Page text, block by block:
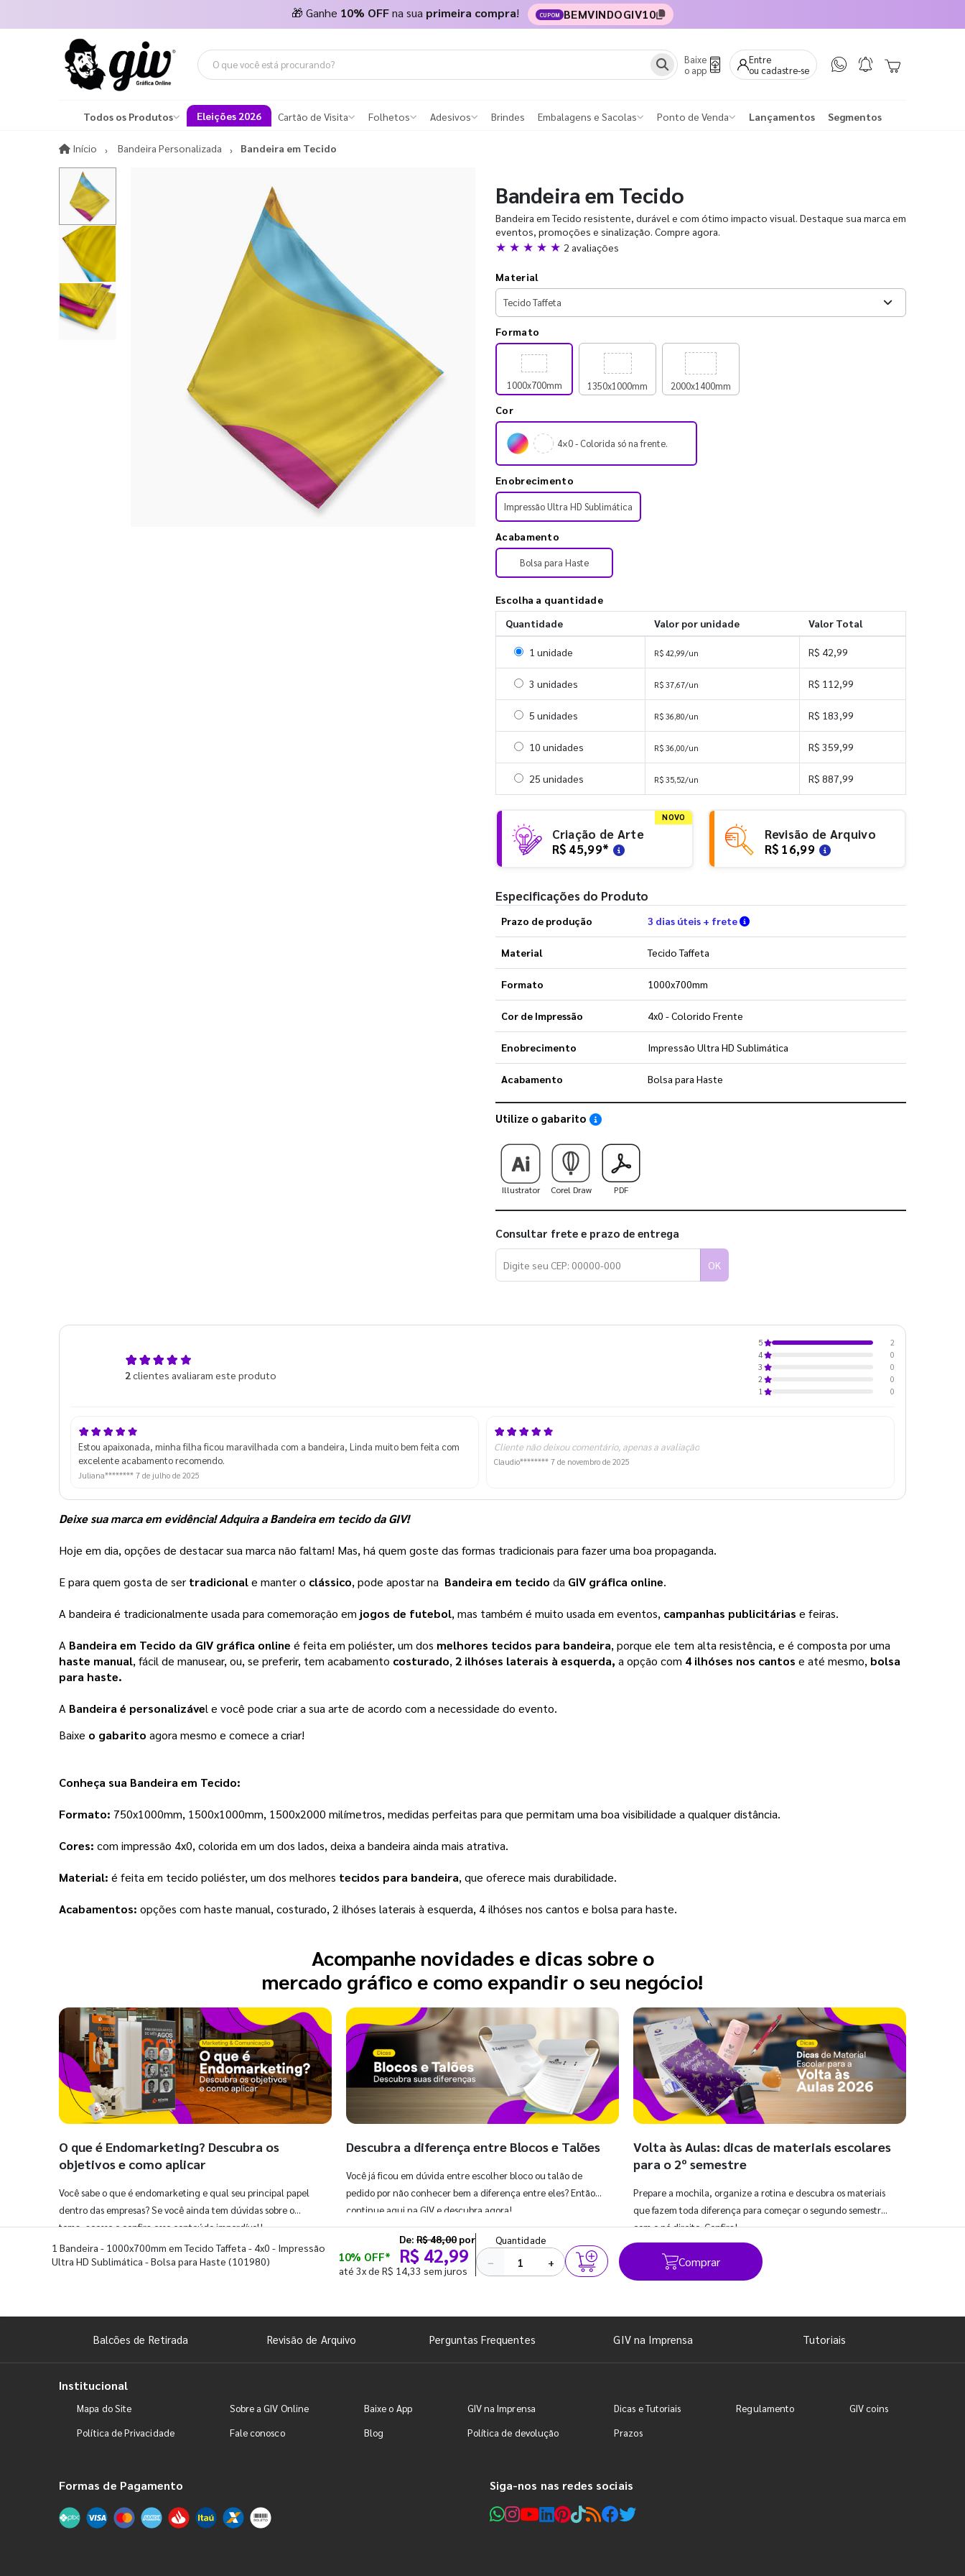
🎁 Ganhe 10% OFFna sua primeira compra! CUPOM BEMVINDOGIV10
Baixe
o app
Entre
ou cadastre-se
Todos os Produtos Eleições 2026 Cartão de Visita Folhetos Adesivos Brindes Embalagens e Sacolas Ponto de Venda Lançamentos Segmentos
Início InícioBandeira Personalizada Bandeira em Tecido
Bandeira em Tecido
Bandeira em Tecido resistente, durável e com ótimo impacto visual. Destaque sua marca em
eventos, promoções e sinalização. Compre agora.
★ ★ ★ ★ ★ 2 avaliações
Material
Formato
1000x700mm 1350x1000mm 2000x1400mm
Cor
4×0 - Colorida só na frente.
Enobrecimento
Impressão Ultra HD Sublimática
Acabamento
Bolsa para Haste
Escolha a quantidade
Quantidade
Valor por unidade Valor Total
Selecionar 1 unidade
1 unidade R$ 42,99/un R$ 42,99
Selecionar 3 unidades
3 unidades R$ 37,67/un R$ 112,99
Selecionar 5 unidades
5 unidades R$ 36,80/un R$ 183,99
Selecionar 10 unidades
10 unidades R$ 36,00/un R$ 359,99
Selecionar 25 unidades
25 unidades R$ 35,52/un R$ 887,99
NOVO
Criação de Arte
R$ 45,99*
Revisão de Arquivo
R$ 16,99
Especificações do Produto
Prazo de produção 3 dias úteis + frete Verifique as condições de entrega
Material Tecido Taffeta
Formato 1000x700mm
Cor de Impressão 4x0 - Colorido Frente
Enobrecimento Impressão Ultra HD Sublimática
Acabamento Bolsa para Haste
Utilize o gabarito Saiba como utilizar os nossos gabaritos
Illustrator Corel Draw PDF
Consultar frete e prazo de entrega
OK
2clientes avaliaram este produto
5
2
4
0
3
0
2
0
1
0
Estou apaixonada, minha filha ficou maravilhada com a bandeira, Linda muito bem feita com
excelente acabamento recomendo.
Juliana******** 7 de julho de 2025
Cliente não deixou comentário, apenas a avaliação
Claudio******** 7 de novembro de 2025
Deixe sua marca em evidência! Adquira a Bandeira em tecido da GIV!
Hoje em dia, opções de destacar sua marca não faltam! Mas, há quem goste das formas tradicionais para fazer uma boa propaganda.
E para quem gosta de ser tradicional e manter o clássico, pode apostar na Bandeira em tecido da GIV gráfica online.
A bandeira é tradicionalmente usada para comemoração em jogos de futebol, mas também é muito usada em eventos, campanhas publicitárias e feiras.
A Bandeira em Tecido da GIV gráfica online é feita em poliéster, um dos melhores tecidos para bandeira
haste manual, fácil de manusear, ou, se preferir, tem acabamento costurado, 2 ilhóses laterais à esquerda, a opção com 4 ilhóses nos cantos e até mesmo, bolsa
para haste.
A Bandeira é personalizável e você pode criar a sua arte de acordo com a necessidade do evento.
Baixe o gabarito agora mesmo e comece a criar!
Conheça sua Bandeira em Tecido:
Formato: 750x1000mm, 1500x1000mm, 1500x2000 milímetros, medidas perfeitas para que permitam uma boa visibilidade a qualquer distância.
Cores: com impressão 4x0, colorida em um dos lados, deixa a bandeira ainda mais atrativa.
Material: é feita em tecido poliéster, um dos melhores tecidos para bandeira, que oferece mais durabilidade.
Acabamentos: opções com haste manual, costurado, 2 ilhóses laterais à esquerda, 4 ilhóses nos cantos e bolsa para haste.
Acompanhe novidades e dicas sobre o
mercado gráfico e como expandir o seu negócio!
O que é Endomarketing? Descubra os
objetivos e como aplicar
Você sabe o que é endomarketing e qual seu principal papel
dentro das empresas? Se você ainda tem dúvidas sobre o
tema, acesse e confira esse conteúdo imperdível!
Descubra a diferença entre Blocos e Talões
Você já ficou em dúvida entre escolher bloco ou talão de
pedido por não conhecer bem a diferença entre eles? Então,
continue aqui na GIV e descubra agora!
Volta às Aulas: dicas de materiais escolares
para o 2º semestre
Prepare a mochila, organize a rotina e descubra os materiais
que fazem toda diferença para começar o segundo semestre
com o pé direito. Confira!
1 Bandeira - 1000x700mm em Tecido Taffeta - 4x0 - Impressão
Ultra HD Sublimática - Bolsa para Haste (101980) 10% OFF*
De: R$ 48,00 por
R$ 42,99
até 3x de R$ 14,33 sem juros
Quantidade
− + Comprar
Balcões de Retirada Revisão de Arquivo Perguntas Frequentes GIV na Imprensa Tutoriais
Institucional
Mapa do Site Sobre a GIV Online Baixe o App GIV na Imprensa Dicas e Tutoriais Regulamento
GIV coins
Política de Privacidade
Fale conosco Blog Política de devolução Prazos
Formas de Pagamento Siga-nos nas redes sociais